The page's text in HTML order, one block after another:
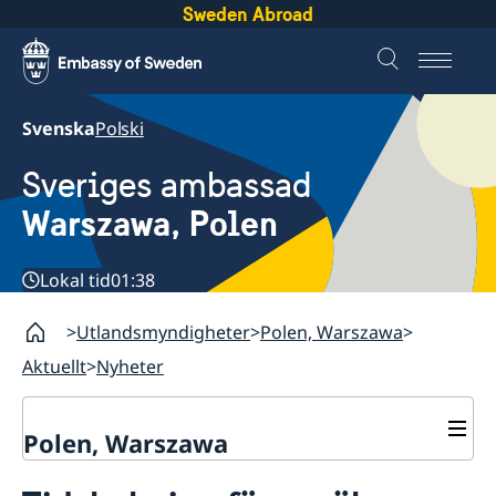
Sweden Abroad
SvenskaPolski
Sveriges ambassad
Warszawa, Polen
Lokal tid01:38
Utlandsmyndigheter Polen, Warszawa
Aktuellt Nyheter
Polen, Warszawa